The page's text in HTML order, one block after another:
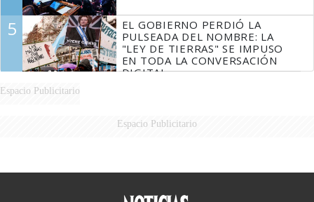
5
EL GOBIERNO PERDIÓ LA
PULSEADA DEL NOMBRE: LA
"LEY DE TIERRAS" SE IMPUSO
EN TODA LA CONVERSACIÓN
DIGITAL
Espacio Publicitario
Espacio Publicitario